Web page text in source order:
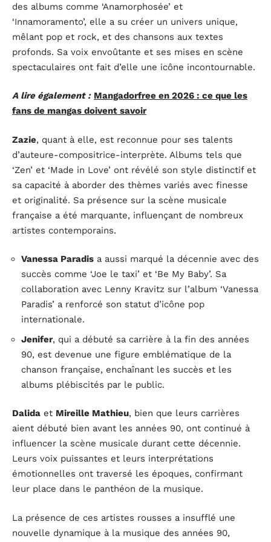
des albums comme ‘Anamorphosée’ et
‘Innamoramento’, elle a su créer un univers unique,
mêlant pop et rock, et des chansons aux textes
profonds. Sa voix envoûtante et ses mises en scène
spectaculaires ont fait d’elle une icône incontournable.
A lire également : Mangadorfree en 2026 : ce que les
fans de mangas doivent savoir
Zazie, quant à elle, est reconnue pour ses talents
d’auteure-compositrice-interprète. Albums tels que
‘Zen’ et ‘Made in Love’ ont révélé son style distinctif et
sa capacité à aborder des thèmes variés avec finesse
et originalité. Sa présence sur la scène musicale
française a été marquante, influençant de nombreux
artistes contemporains.
Vanessa Paradis a aussi marqué la décennie avec des
succès comme ‘Joe le taxi’ et ‘Be My Baby’. Sa
collaboration avec Lenny Kravitz sur l’album ‘Vanessa
Paradis’ a renforcé son statut d’icône pop
internationale.
Jenifer, qui a débuté sa carrière à la fin des années
90, est devenue une figure emblématique de la
chanson française, enchaînant les succès et les
albums plébiscités par le public.
Dalida et Mireille Mathieu, bien que leurs carrières
aient débuté bien avant les années 90, ont continué à
influencer la scène musicale durant cette décennie.
Leurs voix puissantes et leurs interprétations
émotionnelles ont traversé les époques, confirmant
leur place dans le panthéon de la musique.
La présence de ces artistes rousses a insufflé une
nouvelle dynamique à la musique des années 90,